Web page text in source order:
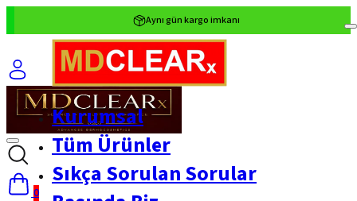
Aynı gün kargo imkanı
Tüm Ürünlerde %40 Tanışma İndirimi
1500 ₺ üzeri ücretsiz kargo
0
Kurumsal
Tüm Ürünler
Sıkça Sorulan Sorular